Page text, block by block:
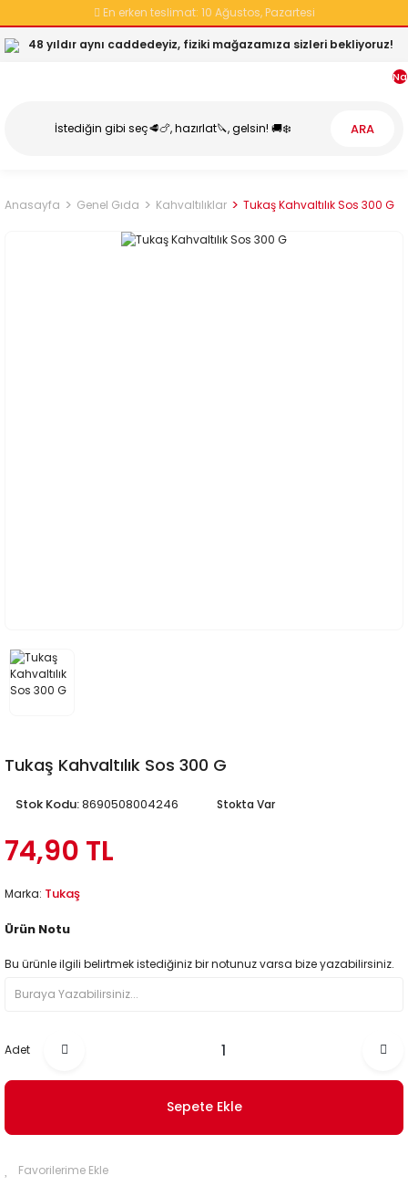
En erken teslimat: 10 Ağustos, Pazartesi
48 yıldır aynı caddedeyiz, fiziki mağazamıza sizleri bekliyoruz!
ARA
Anasayfa Genel Gıda Kahvaltılıklar Tukaş Kahvaltılık Sos 300 G
Tukaş Kahvaltılık Sos 300 G
Stok Kodu:8690508004246 Stokta Var
74,90 TL
Marka: Tukaş
Ürün Notu
Bu ürünle ilgili belirtmek istediğiniz bir notunuz varsa bize yazabilirsiniz.
Adet
Sepete Ekle